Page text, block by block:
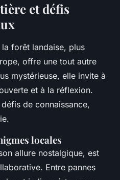
et défis
la forêt landaise, plus
offre une tout autre
mystérieuse, elle invite à
et à la réflexion.
de connaissance,
locales
allure nostalgique, est
Entre pannes